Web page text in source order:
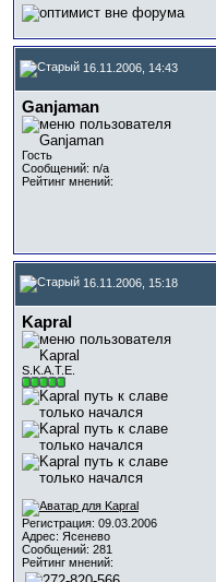
16.11.2006, 14:43
Ganjaman
Гость
Сообщений: n/a
Рейтинг мнений:
16.11.2006, 15:18
Kapral
S.K.A.T.E.
Регистрация: 09.03.2006
Адрес: Ясенево
Сообщений: 281
Рейтинг мнений: